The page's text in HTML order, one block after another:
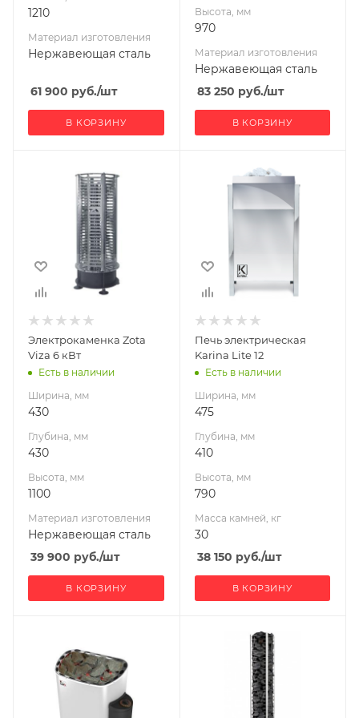
1210
Материал изготовления
Нержавеющая сталь
61 900 руб./шт
В КОРЗИНУ
Высота, мм
970
Материал изготовления
Нержавеющая сталь
83 250 руб./шт
В КОРЗИНУ
Ширина, мм
Глубина, мм
Высота, мм
1100
Материал
Нержавеющая
сталь
Масса камней, кг
Гарантия, мес.
Мощность, кВт
Электрокаменка Zota
Viza 6 кВт
Есть в наличии
Ширина, мм
430
Глубина, мм
430
Высота, мм
1100
Материал изготовления
Нержавеющая сталь
39 900 руб./шт
В КОРЗИНУ
Ширина, мм
Глубина, мм
Высота, мм
790
Масса камней, кг
Мощность, кВт
12
Печь электрическая
Karina Lite 12
Есть в наличии
Ширина, мм
475
Глубина, мм
410
Высота, мм
790
Масса камней, кг
30
38 150 руб./шт
В КОРЗИНУ
Глубина, мм
Ширина, мм
Глубина, мм